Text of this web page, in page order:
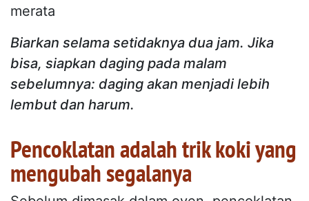
merata
Biarkan selama setidaknya dua jam. Jika
bisa, siapkan daging pada malam
sebelumnya: daging akan menjadi lebih
lembut dan harum.
Pencoklatan adalah trik koki yang
mengubah segalanya